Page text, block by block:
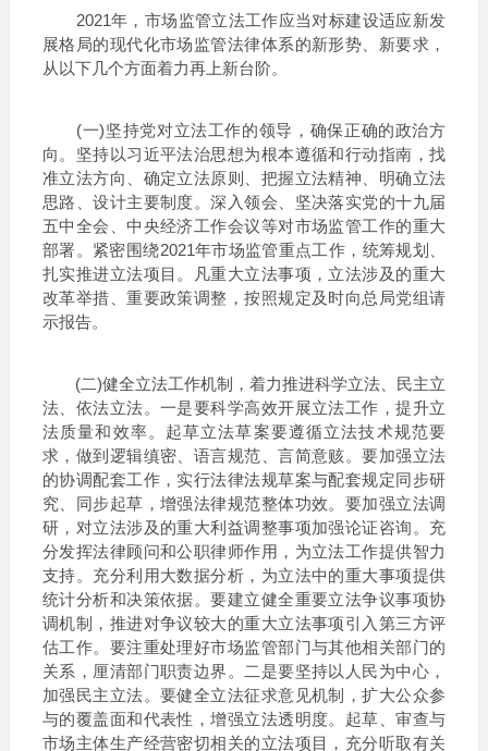
2021年，市场监管立法工作应当对标建设适应新发
展格局的现代化市场监管法律体系的新形势、新要求，
从以下几个方面着力再上新台阶。
(一)坚持党对立法工作的领导，确保正确的政治方
向。坚持以习近平法治思想为根本遵循和行动指南，找
准立法方向、确定立法原则、把握立法精神、明确立法
思路、设计主要制度。深入领会、坚决落实党的十九届
五中全会、中央经济工作会议等对市场监管工作的重大
部署。紧密围绕2021年市场监管重点工作，统筹规划、
扎实推进立法项目。凡重大立法事项，立法涉及的重大
改革举措、重要政策调整，按照规定及时向总局党组请
示报告。
(二)健全立法工作机制，着力推进科学立法、民主立
法、依法立法。一是要科学高效开展立法工作，提升立
法质量和效率。起草立法草案要遵循立法技术规范要
求，做到逻辑缜密、语言规范、言简意赅。要加强立法
的协调配套工作，实行法律法规草案与配套规定同步研
究、同步起草，增强法律规范整体功效。要加强立法调
研，对立法涉及的重大利益调整事项加强论证咨询。充
分发挥法律顾问和公职律师作用，为立法工作提供智力
支持。充分利用大数据分析，为立法中的重大事项提供
统计分析和决策依据。要建立健全重要立法争议事项协
调机制，推进对争议较大的重大立法事项引入第三方评
估工作。要注重处理好市场监管部门与其他相关部门的
关系，厘清部门职责边界。二是要坚持以人民为中心，
加强民主立法。要健全立法征求意见机制，扩大公众参
与的覆盖面和代表性，增强立法透明度。起草、审查与
市场主体生产经营密切相关的立法项目，充分听取有关